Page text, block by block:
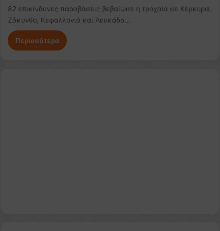
82 επικίνδυνες παραβάσεις βεβαίωσε η τροχαία σε Κέρκυρα,
Ζάκυνθο, Κεφαλλονιά και Λευκάδα…
Περισσότερα